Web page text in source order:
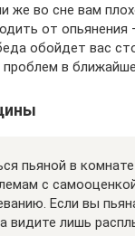
же во сне вам
от опьянения
обойдет вас
проблем в
пьяной в
с
Если вы
видите лишь